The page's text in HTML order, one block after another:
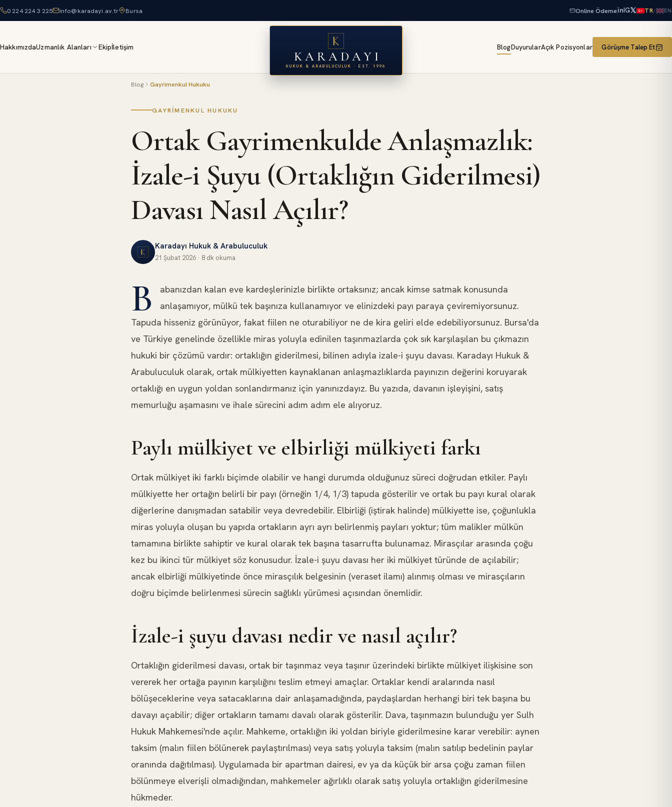
0 224 224 3 225 info@karadayi.av.tr Bursa Online ÖdemeinIG𝕏 TR/ EN
HakkımızdaUzmanlık Alanları Ekipİletişim
KARADAYI
HUKUK & ARABULUCULUK · EST. 1996
BlogDuyurularAçık Pozisyonlar Görüşme Talep Et
Blog Gayrimenkul Hukuku
GAYRIMENKUL HUKUKU
Ortak Gayrimenkulde Anlaşmazlık:
İzale-i Şuyu (Ortaklığın Giderilmesi)
Davası Nasıl Açılır?
Karadayı Hukuk & Arabuluculuk
21 Şubat 2026 · 8 dk okuma
B
abanızdan kalan eve kardeşlerinizle birlikte ortaksınız; ancak kimse satmak konusunda
anlaşamıyor, mülkü tek başınıza kullanamıyor ve elinizdeki payı paraya çeviremiyorsunuz.
Tapuda hisseniz görünüyor, fakat fiilen ne oturabiliyor ne de kira geliri elde edebiliyorsunuz. Bursa'da
ve Türkiye genelinde özellikle miras yoluyla edinilen taşınmazlarda çok sık karşılaşılan bu çıkmazın
hukuki bir çözümü vardır: ortaklığın giderilmesi, bilinen adıyla izale-i şuyu davası. Karadayı Hukuk &
Arabuluculuk olarak, ortak mülkiyetten kaynaklanan anlaşmazlıklarda payınızın değerini koruyarak
ortaklığı en uygun yoldan sonlandırmanız için yanınızdayız. Bu yazıda, davanın işleyişini, satış
memurluğu aşamasını ve ihale sürecini adım adım ele alıyoruz.
Paylı mülkiyet ve elbirliği mülkiyeti farkı
Ortak mülkiyet iki farklı biçimde olabilir ve hangi durumda olduğunuz süreci doğrudan etkiler. Paylı
mülkiyette her ortağın belirli bir payı (örneğin 1/4, 1/3) tapuda gösterilir ve ortak bu payı kural olarak
diğerlerine danışmadan satabilir veya devredebilir. Elbirliği (iştirak halinde) mülkiyette ise, çoğunlukla
miras yoluyla oluşan bu yapıda ortakların ayrı ayrı belirlenmiş payları yoktur; tüm malikler mülkün
tamamına birlikte sahiptir ve kural olarak tek başına tasarrufta bulunamaz. Mirasçılar arasında çoğu
kez bu ikinci tür mülkiyet söz konusudur. İzale-i şuyu davası her iki mülkiyet türünde de açılabilir;
ancak elbirliği mülkiyetinde önce mirasçılık belgesinin (veraset ilamı) alınmış olması ve mirasçıların
doğru biçimde belirlenmesi sürecin sağlıklı yürümesi açısından önemlidir.
İzale-i şuyu davası nedir ve nasıl açılır?
Ortaklığın giderilmesi davası, ortak bir taşınmaz veya taşınır üzerindeki birlikte mülkiyet ilişkisine son
vererek her ortağa payının karşılığını teslim etmeyi amaçlar. Ortaklar kendi aralarında nasıl
bölüşeceklerine veya satacaklarına dair anlaşamadığında, paydaşlardan herhangi biri tek başına bu
davayı açabilir; diğer ortakların tamamı davalı olarak gösterilir. Dava, taşınmazın bulunduğu yer Sulh
Hukuk Mahkemesi'nde açılır. Mahkeme, ortaklığın iki yoldan biriyle giderilmesine karar verebilir: aynen
taksim (malın fiilen bölünerek paylaştırılması) veya satış yoluyla taksim (malın satılıp bedelinin paylar
oranında dağıtılması). Uygulamada bir apartman dairesi, ev ya da küçük bir arsa çoğu zaman fiilen
bölünmeye elverişli olmadığından, mahkemeler ağırlıklı olarak satış yoluyla ortaklığın giderilmesine
hükmeder.